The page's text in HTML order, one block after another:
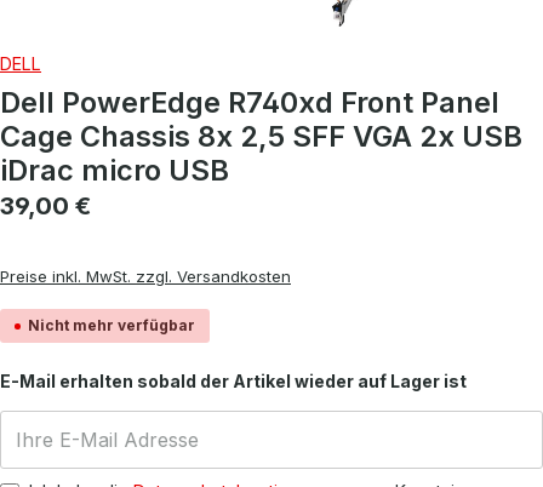
DELL
Dell PowerEdge R740xd Front Panel
Cage Chassis 8x 2,5 SFF VGA 2x USB
iDrac micro USB
Regulärer Preis:
39,00 €
Preise inkl. MwSt. zzgl. Versandkosten
Nicht mehr verfügbar
E-Mail erhalten sobald der Artikel wieder auf Lager ist